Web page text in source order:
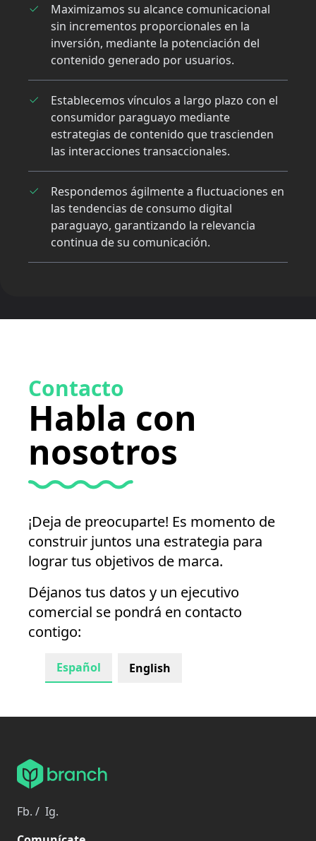
Maximizamos su alcance comunicacional
sin incrementos proporcionales en la
inversión, mediante la potenciación del
contenido generado por usuarios.
Establecemos vínculos a largo plazo con el
consumidor paraguayo mediante
estrategias de contenido que trascienden
las interacciones transaccionales.
Respondemos ágilmente a fluctuaciones en
las tendencias de consumo digital
paraguayo, garantizando la relevancia
continua de su comunicación.
Contacto
Habla con
nosotros
¡Deja de preocuparte! Es momento de
construir juntos una estrategia para
lograr tus objetivos de marca.
Déjanos tus datos y un ejecutivo
comercial se pondrá en contacto
contigo:
Español English
Fb. / Ig.